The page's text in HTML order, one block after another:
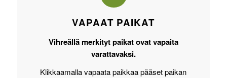
VAPAAT PAIKAT
Vihreällämerkityt paikat ovat vapaita
varattavaksi.
Klikkaamalla vapaata paikkaa pääset paikan